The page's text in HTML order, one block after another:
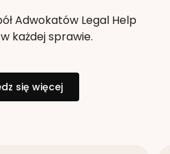
Adwokatów Legal Help
każdej sprawie.
się więcej